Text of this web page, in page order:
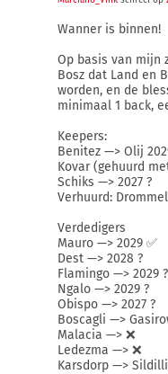
Wanner is binnen!
Op basis van mijn
Bosz dat Land en
worden, en de
minimaal 1 back,
Keepers:
Benitez —> Olij
Kovar (gehuurd
Schiks —> 2027 ?
Verhuurd: Drommel
Verdedigers
Mauro —> 2029 ✅
Dest —> 2028 ?
Flamingo —> 2029 ?
Ngalo —> 2029 ?
Obispo —> 2027 ?
Boscagli —>
Malacia —> ❌
Ledezma —> ❌
Karsdorp —>